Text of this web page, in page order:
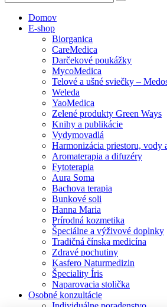
Domov
E-shop
Biorganica
CareMedica
Darčekové poukážky
MycoMedica
Telové a ušné sviečky –
Weleda
YaoMedica
Zelené produkty Green Ways
Knihy a publikácie
Vydymovadlá
Harmonizácia priestoru, vody
Aromaterapia a difuzéry
Fytoterapia
Aura Soma
Bachova terapia
Bunkové soli
Hanna Maria
Prírodná kozmetika
Špeciálne a výživové doplnky
Tradičná čínska medicína
Zdravé pochutiny
Kasfero Naturmedizin
Špeciality Íris
Naparovacia stolička
Osobné konzultácie